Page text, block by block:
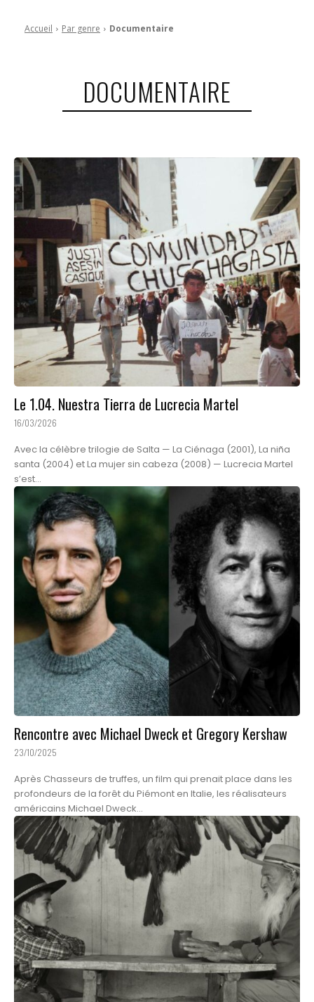
Accueil Par genre Documentaire
DOCUMENTAIRE
Le 1.04. Nuestra Tierra de Lucrecia Martel
16/03/2026
Avec la célèbre trilogie de Salta — La Ciénaga (2001), La niña
santa (2004) et La mujer sin cabeza (2008) — Lucrecia Martel
s’est...
Rencontre avec Michael Dweck et Gregory Kershaw
23/10/2025
Après Chasseurs de truffes, un film qui prenait place dans les
profondeurs de la forêt du Piémont en Italie, les réalisateurs
américains Michael Dweck...